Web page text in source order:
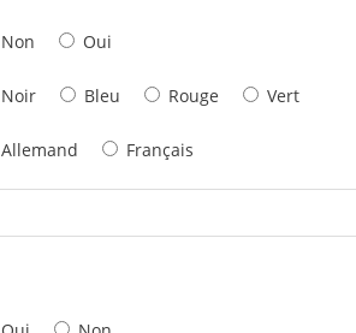
Non Oui
Noir Bleu Rouge Vert
Allemand Français